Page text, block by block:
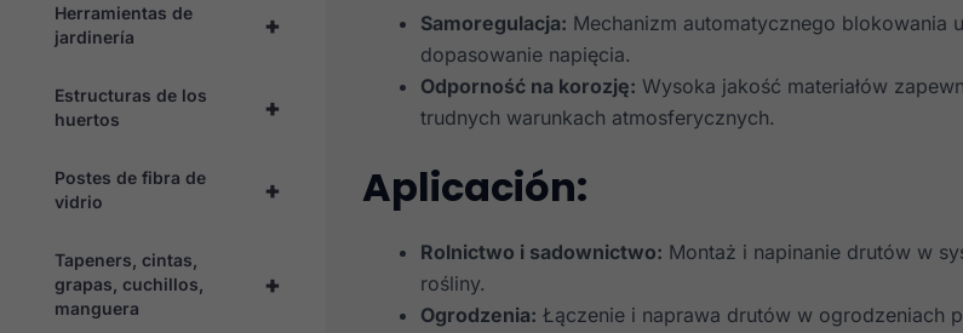
+
Herramientas de
jardinería
+
Estructuras de los
huertos
+
Postes de fibra de
vidrio
+
Tapeners, cintas,
grapas, cuchillos,
manguera
Samoregulacja: Mechanizm automatycznego blokowania
dopasowanie napięcia.
Odporność na korozję: Wysoka jakość materiałów
trudnych warunkach atmosferycznych.
Aplicación:
Rolnictwo i sadownictwo: Montaż i napinanie drutów w
rośliny.
Ogrodzenia: Łączenie i naprawa drutów w ogrodzeniach